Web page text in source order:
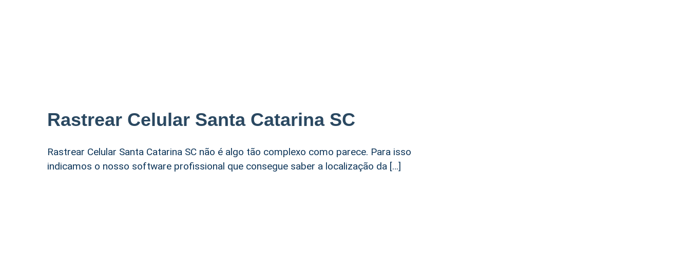
Rastrear Celular Santa Catarina SC
Rastrear Celular Santa Catarina SC não é algo tão complexo como parece. Para isso
indicamos o nosso software profissional que consegue saber a localização da […]